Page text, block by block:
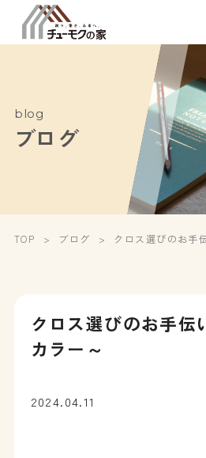
blog
ブログ
TOP ブログ クロス選びのお手
クロス選びのお手
カラー～
2024.04.11